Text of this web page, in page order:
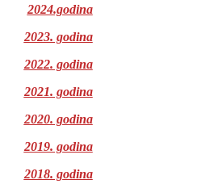
2024.godina
2023. godina
2022. godina
2021. godina
2020. godina
2019. godina
2018. godina